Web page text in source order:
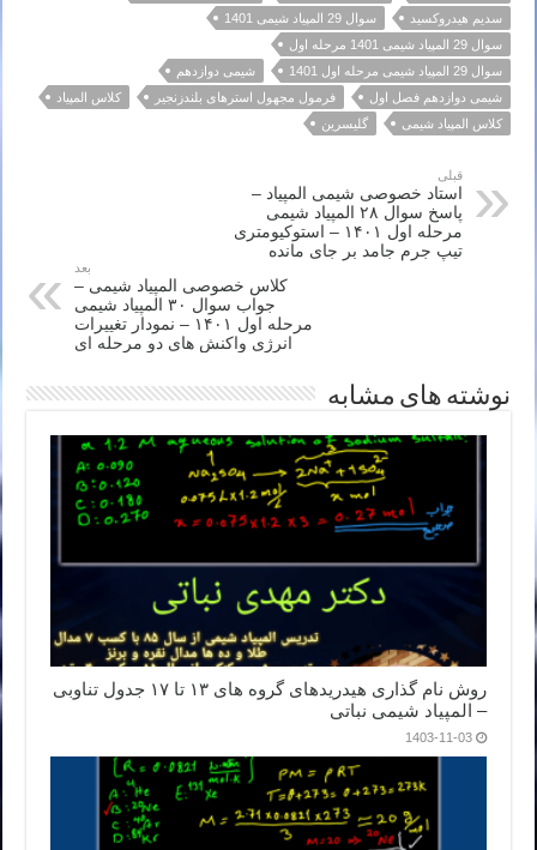
سدیم هیدروکسید
سوال 29 المپیاد شیمی 1401
سوال 29 المپیاد شیمی 1401 مرحله اول
سوال 29 المپیاد شیمی مرحله اول 1401
شیمی دوازدهم
شیمی دوازدهم فصل اول
فرمول مجهول استرهای بلندزنجیر
کلاس المپیاد
کلاس المپیاد شیمی
گلیسرین
قبلی
استاد خصوصی شیمی المپیاد –
پاسخ سوال ۲۸ المپیاد شیمی
مرحله اول ۱۴۰۱ – استوکیومتری
تیپ جرم جامد بر جای مانده
بعد
کلاس خصوصی المپیاد شیمی –
جواب سوال ۳۰ المپیاد شیمی
مرحله اول ۱۴۰۱ – نمودار تغییرات
انرژی واکنش های دو مرحله ای
نوشته های مشابه
روش نام گذاری هیدریدهای گروه های ۱۳ تا ۱۷ جدول تناوبی
– المپیاد شیمی نباتی
1403-11-03